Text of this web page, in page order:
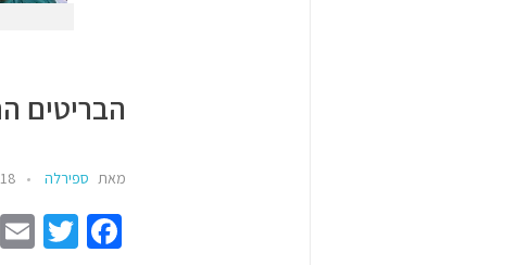
הבריטים
מאת ספירלה
Fa
T